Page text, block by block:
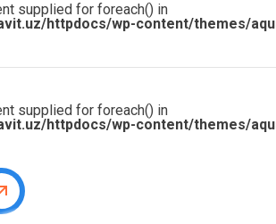
supplied for foreach() in
httpdocs/wp-content/themes/
supplied for foreach() in
httpdocs/wp-content/themes/